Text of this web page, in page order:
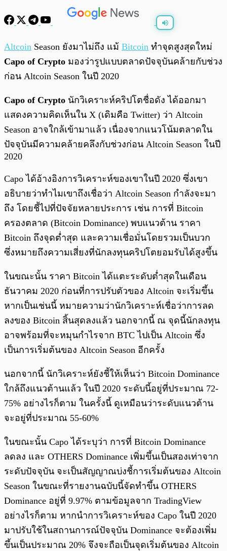
0:00
Altcoin Season ยังมาไม่ถึง แม้ Bitcoin ทำจุดสูงสุดใหม่
Capo of Crypto มองว่ารูปแบบตลาดปัจจุบันคล้ายกับช่วง
ก่อน Altcoin Season ในปี 2020
Capo of Crypto นักวิเคราะห์คริปโตชื่อดัง ได้ออกมา
แสดงความคิดเห็นใน X (เดิมคือ Twitter) ว่า Altcoin
Season อาจใกล้เข้ามาแล้ว เนื่องจากแนวโน้มตลาดใน
ปัจจุบันมีความคล้ายคลึงกับช่วงก่อน Altcoin Season ในปี
2020
Capo ได้อ้างอิงการวิเคราะห์ของเขาในปี 2020 ซึ่งเขา
อธิบายว่าทำไมเขาถึงเชื่อว่า Altcoin Season กำลังจะมา
ถึง โดยชี้ไปที่ปัจจัยหลายประการ เช่น การที่ Bitcoin
ครองตลาด (Bitcoin Dominance) พบแนวต้าน ราคา
Bitcoin ถึงจุดต่ำสุด และความเชื่อมั่นโดยรวมเป็นบวก
ซึ่งหมายถึงความเสี่ยงที่นักลงทุนคริปโตยอมรับได้สูงขึ้น
ในขณะนั้น ราคา Bitcoin ได้แตะระดับต่ำสุดในเดือน
ธันวาคม 2020 ก่อนที่การปรับตัวของ Altcoin จะเริ่มขึ้น
หากเป็นเช่นนี้ หมายความว่านักวิเคราะห์เชื่อว่าการลด
ลงของ Bitcoin สิ้นสุดลงแล้ว นอกจากนี้ ณ จุดนี้นักลงทุน
อาจพร้อมที่จะหมุนกำไรจาก BTC ไปเป็น Altcoin ซึ่ง
เป็นการเริ่มต้นของ Altcoin Season อีกครั้ง
นอกจากนี้ นักวิเคราะห์ยังชี้ให้เห็นว่า Bitcoin Dominance
ใกล้ถึงแนวต้านแล้ว ในปี 2020 ระดับนี้อยู่ที่ประมาณ 72-
75% อย่างไรก็ตาม ในครั้งนี้ ดูเหมือนว่าระดับแนวต้าน
จะอยู่ที่ประมาณ 55-60%
ในขณะนั้น Capo ได้ระบุว่า การที่ Bitcoin Dominance
ลดลง และ OTHERS Dominance เพิ่มขึ้นเป็นสองเท่าจาก
ระดับปัจจุบัน จะเป็นสัญญาณบ่งชี้การเริ่มต้นของ Altcoin
Season ในขณะที่รายงานฉบับนี้จัดทำขึ้น OTHERS
Dominance อยู่ที่ 9.97% ตามข้อมูลจาก TradingView
อย่างไรก็ตาม หากนำการวิเคราะห์ของ Capo ในปี 2020
มาปรับใช้ในสถานการณ์ปัจจุบัน Dominance จะต้องเพิ่ม
ขึ้นเป็นประมาณ 20% จึงจะถือเป็นจุดเริ่มต้นของ Altcoin